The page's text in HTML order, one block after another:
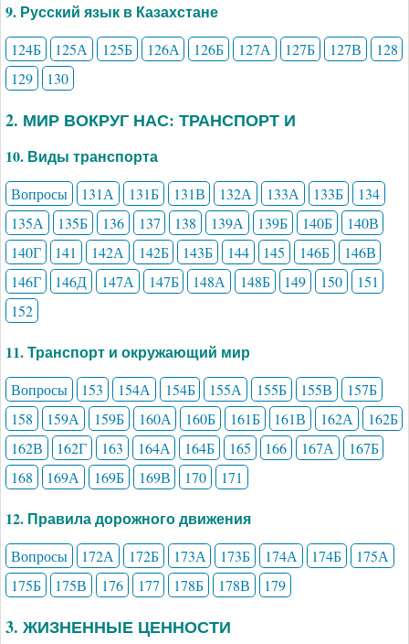
9. Русский язык в Казахстане
124Б 125А 125Б 126А 126Б 127А 127Б 127В
128
129
130
2. МИР ВОКРУГ НАС: ТРАНСПОРТ И
10. Виды транспорта
Вопросы 131А 131Б 131В 132А 133А 133Б
134
135А
135Б 136 137 138 139А 139Б 140Б
140В
140Г
141 142А 142Б 143Б 144 145 146Б
146В
146Г
146Д 147А 147Б 148А 148Б 149 150
151
152
11. Транспорт и окружающий мир
Вопросы 153 154А 154Б 155А 155Б 155В
157Б
158
159А 159Б 160А 160Б 161Б 161В 162А
162Б
162В
162Г 163 164А 164Б 165 166 167А
167Б
168
169А 169Б 169В 170 171
12. Правила дорожного движения
Вопросы 172А 172Б 173А 173Б 174А 174Б
175А
175Б
175В 176 177 178Б 178В 179
3. ЖИЗНЕННЫЕ ЦЕННОСТИ